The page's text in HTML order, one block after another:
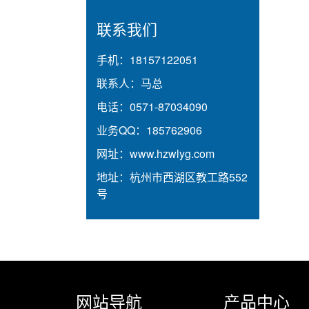
联系我们
手机： 18157122051
联系人： 马总
电话： 0571-87034090
业务QQ： 185762906
网址： www.hzwlyg.com
地址： 杭州市西湖区教工路552
号
网站导航 产品中心